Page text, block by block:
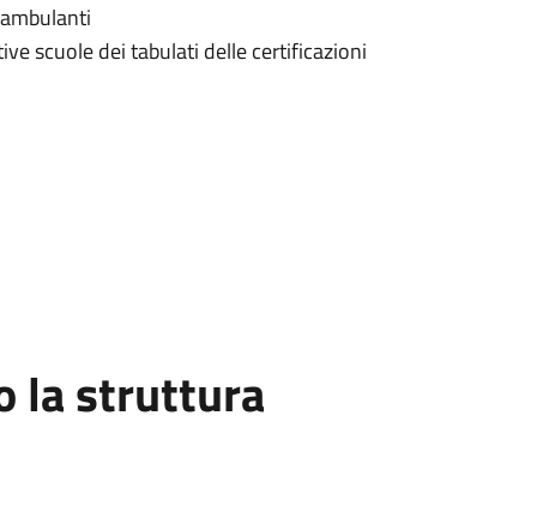
scuole dei tabulati delle certificazioni
la struttura